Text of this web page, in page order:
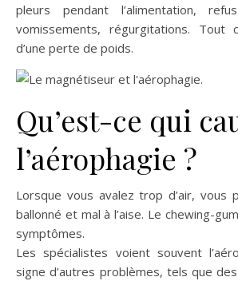
pleurs pendant l’alimentation,
vomissements, régurgitations. Tout
d’une perte de poids.
Qu’est-ce qui
l’aérophagie ?
Lorsque vous avalez trop d’air, vous
ballonné et mal à l’aise. Le chewing-
symptômes.
Les spécialistes voient souvent
signe d’autres problèmes, tels que